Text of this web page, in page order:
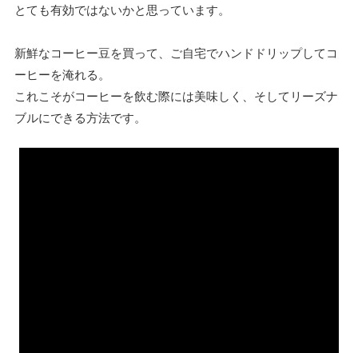
とても有効ではないかと思っています。
新鮮なコーヒー豆を買って、ご自宅でハンドドリップしてコ
ーヒーを淹れる。
これこそがコーヒーを飲む際には美味しく、そしてリーズナ
ブルにできる方法です。